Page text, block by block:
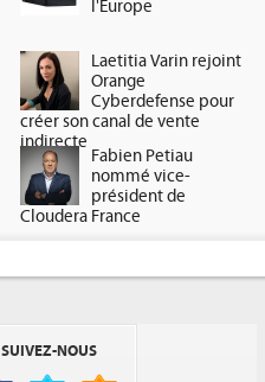
l'Europe
Laetitia Varin rejoint
Orange
Cyberdefense pour
créer son canal de vente
indirecte
Fabien Petiau
nommé vice-
président de
Cloudera France
SUIVEZ-NOUS